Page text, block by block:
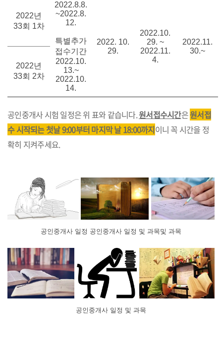
2022년
33회 1차
2022.8.8.
~2022.8.
12.
특별추가
접수기간
2022.10.
13.~
2022.10.
14.
2022. 10.
29.
2022.10.
29. ~
2022.11.
4.
2022.11.
30.~
2022년
33회 2차
공인중개사 시험 일정은 위 표와 같습니다.원서접수시간은원서접
수 시작되는 첫날 9:00부터 마지막 날 18:00까지이니 꼭 시간을 정
확히 지켜주세요.
공인중개사 일정 공인중개사 일정 및 과목및 과목
공인중개사 일정 및 과목